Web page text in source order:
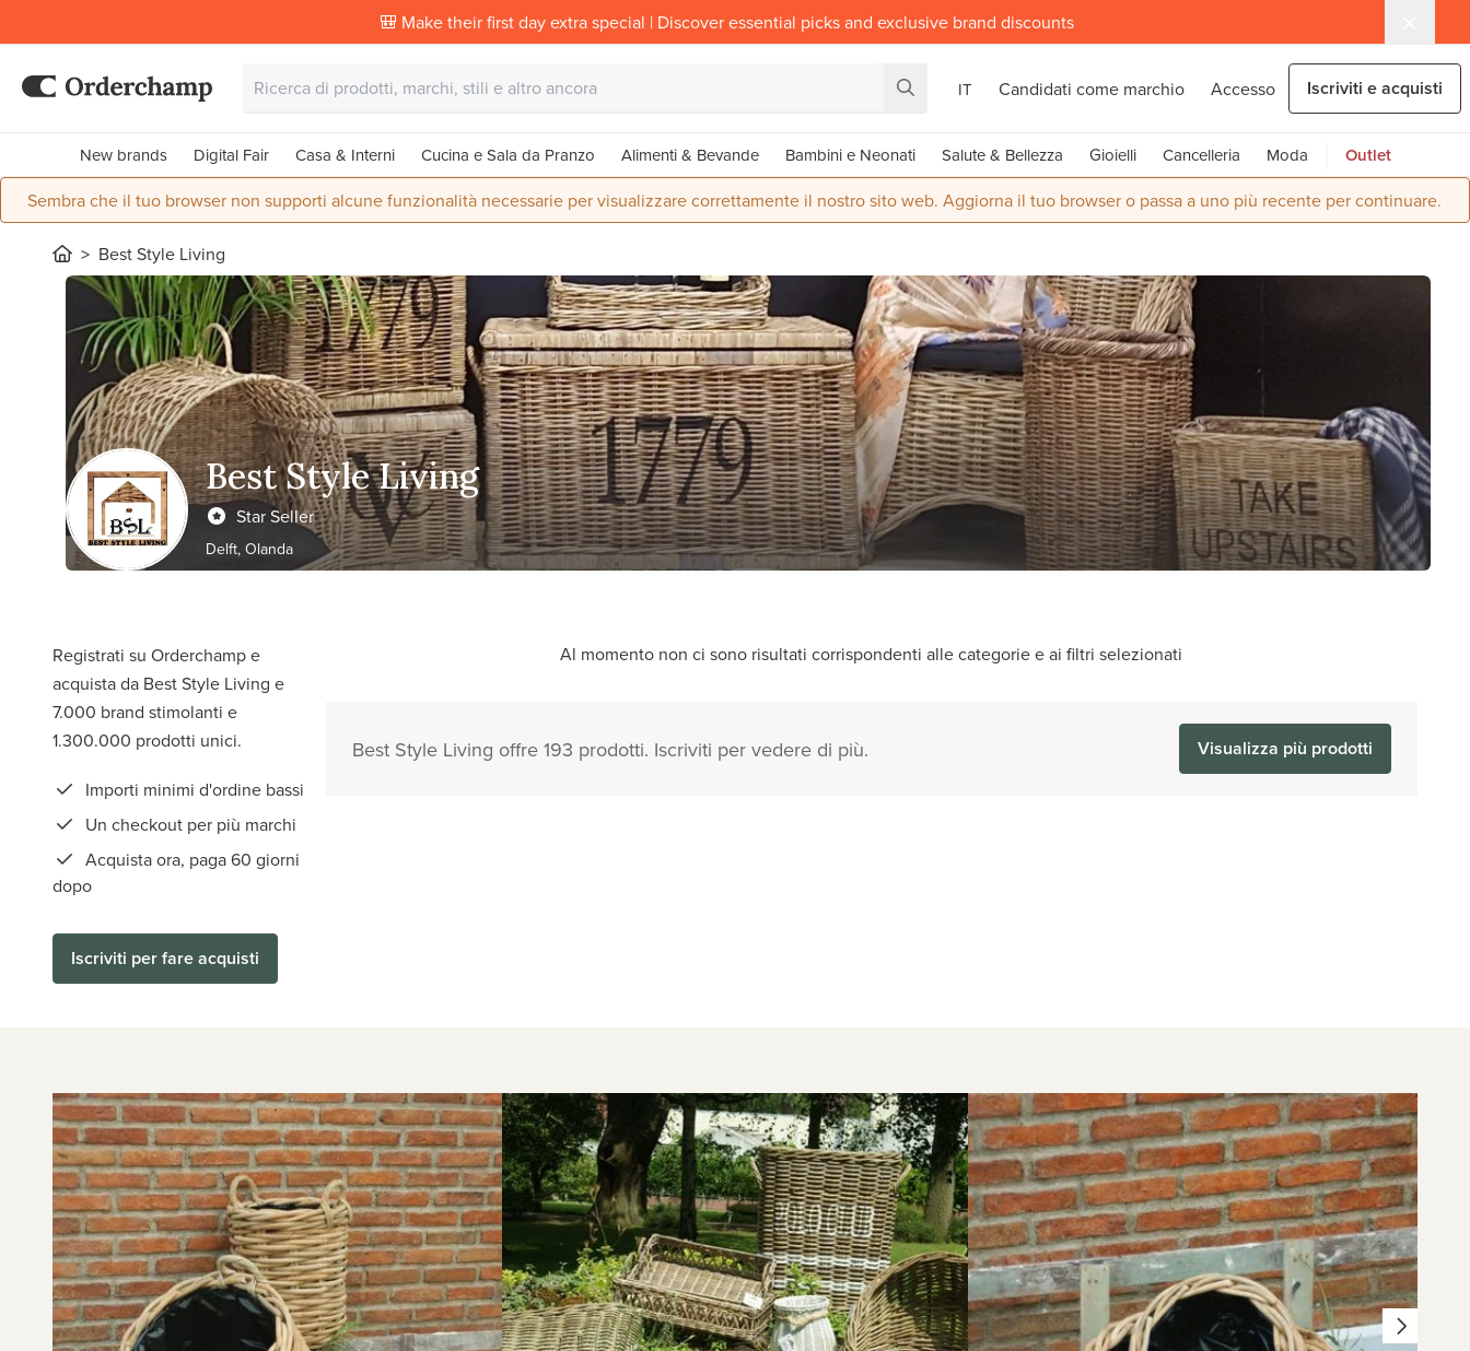
🎒 Make their first day extra special | Discover essential picks and exclusive brand discounts
IT Candidati come marchio Accesso Iscriviti e acquisti
New brands Digital Fair Casa & Interni Cucina e Sala da Pranzo Alimenti & Bevande Bambini e Neonati Salute & Bellezza Gioielli Cancelleria Moda Outlet
Sembra che il tuo browser non supporti alcune funzionalità necessarie per visualizzare correttamente il nostro sito web. Aggiorna il tuo browser o passa a uno più recente per continuare.
Best Style Living
Best Style Living
Star Seller
Delft, Olanda
Registrati su Orderchamp e
acquista da Best Style Living e
7.000 brand stimolanti e
1.300.000 prodotti unici.
Importi minimi d'ordine bassi
Un checkout per più marchi
Acquista ora, paga 60 giorni
dopo
Iscriviti per fare acquisti
Al momento non ci sono risultati corrispondenti alle categorie e ai filtri selezionati
Best Style Living offre 193 prodotti. Iscriviti per vedere di più. Visualizza più prodotti